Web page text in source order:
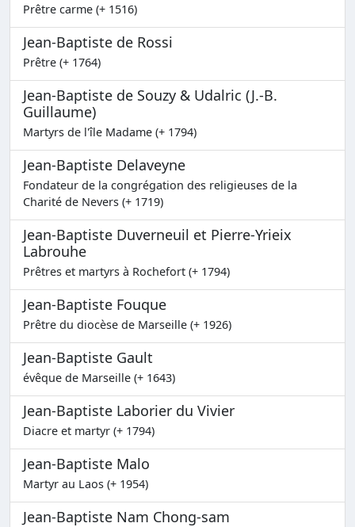
Prêtre carme (+ 1516)
Jean-Baptiste de Rossi
Prêtre (+ 1764)
Jean-Baptiste de Souzy & Udalric (J.-B.
Guillaume)
Martyrs de l'île Madame (+ 1794)
Jean-Baptiste Delaveyne
Fondateur de la congrégation des religieuses de la
Charité de Nevers (+ 1719)
Jean-Baptiste Duverneuil et Pierre-Yrieix
Labrouhe
Prêtres et martyrs à Rochefort (+ 1794)
Jean-Baptiste Fouque
Prêtre du diocèse de Marseille (+ 1926)
Jean-Baptiste Gault
évêque de Marseille (+ 1643)
Jean-Baptiste Laborier du Vivier
Diacre et martyr (+ 1794)
Jean-Baptiste Malo
Martyr au Laos (+ 1954)
Jean-Baptiste Nam Chong-sam